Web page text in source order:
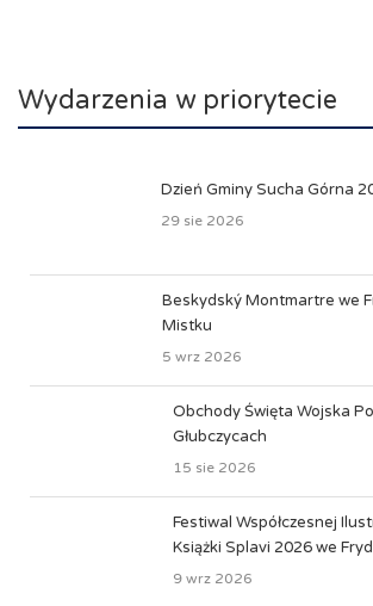
Wydarzenia w priorytecie
Dzień Gminy Sucha Górna
29 sie 2026
Beskydský Montmartre we
Mistku
5 wrz 2026
Obchody Święta Wojska
Głubczycach
15 sie 2026
Festiwal Współczesnej
Książki Splavi 2026 we
9 wrz 2026